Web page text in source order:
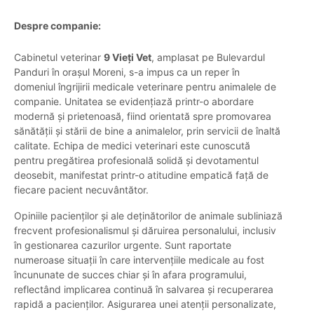
Despre companie:
Cabinetul veterinar 9 Vieți Vet, amplasat pe Bulevardul
Panduri în orașul Moreni, s-a impus ca un reper în
domeniul îngrijirii medicale veterinare pentru animalele de
companie. Unitatea se evidențiază printr-o abordare
modernă și prietenoasă, fiind orientată spre promovarea
sănătății și stării de bine a animalelor, prin servicii de înaltă
calitate. Echipa de medici veterinari este cunoscută
pentru pregătirea profesională solidă și devotamentul
deosebit, manifestat printr-o atitudine empatică față de
fiecare pacient necuvântător.
Opiniile pacienților și ale deținătorilor de animale subliniază
frecvent profesionalismul și dăruirea personalului, inclusiv
în gestionarea cazurilor urgente. Sunt raportate
numeroase situații în care intervențiile medicale au fost
încununate de succes chiar și în afara programului,
reflectând implicarea continuă în salvarea și recuperarea
rapidă a pacienților. Asigurarea unei atenții personalizate,